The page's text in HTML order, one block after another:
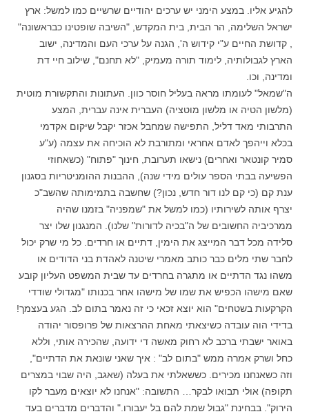
להגיע אליו. במצע הימני יש ערכים יהודיים שרשיים כמו למשל: ארץ
ישראל השלימה, הר הבית, בית המקדש, "השיבה שופטינו כבראשונה"
, קדושת החיים ע"י קידוש ה', הגנה על ערכי העם והמדינה, ישוב
הארץ לגבולותיה, לימוד תורה מעמיק, "לא תחנם", שילוב חיי דת
ומדינה, וכו.
ה"שמאל" לעומתו מראה בעליל חוסר כוון. העתונות והתקשורת מוטית
(מלשון הטיה או מלשון מוטציה) העברית אינה עברית, המצע
התרבותי מאד דליל, התפישה שמחבל אכזר יקבל שיקום אקדמי
בכלא וייהפך לאדם אחראי ומתורבת לא הוכיחה את עצמה (ע"ע
סמיר קונטאר ואחרים) נישאו תערובת, חינוך "פתוח" (כשאחוזי
הפשיעה בבתי הספר עולים מידי שנה), ההבנות ההומניטריות בסגנון
ענת קם (כי קם לנו דור חדש, נכון?) שחשבה בתמימותה שהשב"כ
יצרף אותה לשירותיו (כמו למשל את "שמפניה" בזמנו שהיה
ממרכיביה החשובים של ה"בכיה לדורות" שלנו). המנגנון שלו יצר
סלידה מכל דבר המייצג את הימין, דתיים או חרדים. כל מי שרק יכול
לחבר שתי מלים כבר כותב מאמרי שיטנה לאהדת בני הדודים או
משהו נגד הדתיים או מתגרה בחרדים עד שבית המשפט העליון קובע
שאם מישהו הכפיש את שמו של מישהו אחר בכנותו "מגדולי שודדי
הקרקעות בשטחים" הוא יוצא זכאי כי זה נאמר בתום לב. הגע בעצמך!
בדידי הוה עובדה כשיצאתי מאחת ההרצאות של פרופסור יהודה
באואר ישבתי ברכב לא רחוק מאשה די ידועה, שהכירה אותי, וללא
כחל ושרק אמרה ממש "בתום לב" : איך שאני שונאת את הדתיים",
וזה כשאנחנו מכירים. כששאלתי את בעלה (שאגב, היה שבוי במצרים
תקופה) אולי תבואו לבקר… התשובה: "אנחנו לא יוצאים מעבר לקו
הירוק". בבחינת "גבול שמת להם בל יעבורו." והדברים מדברים בעד